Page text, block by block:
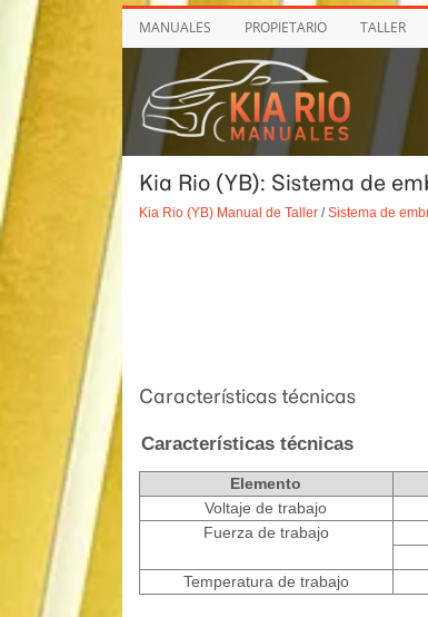
MANUALES PROPIETARIO TALLER
Kia Rio (YB): Sistema de
Kia Rio (YB) Manual de Taller/Sistema de
Características técnicas
Características técnicas
Elemento
Voltaje de trabajo
Fuerza de trabajo
Temperatura de trabajo